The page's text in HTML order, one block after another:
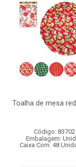
Toalha de mesa
Código:
Embalagem:
Caixa Com: 48